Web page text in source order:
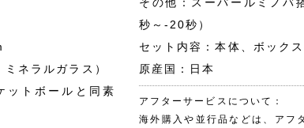
ネラルガラス）
ットボールと同素
秒～-20秒）
セット内容：本体、ボック
原産国：日本
アフターサービスについて：
海外購入や並行品などは、アフ